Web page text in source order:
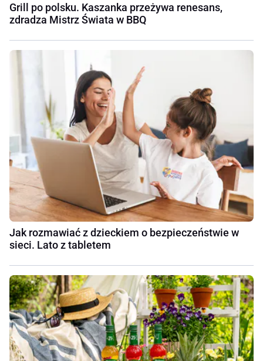
Grill po polsku. Kaszanka przeżywa renesans,
zdradza Mistrz Świata w BBQ
Jak rozmawiać z dzieckiem o bezpieczeństwie w
sieci. Lato z tabletem